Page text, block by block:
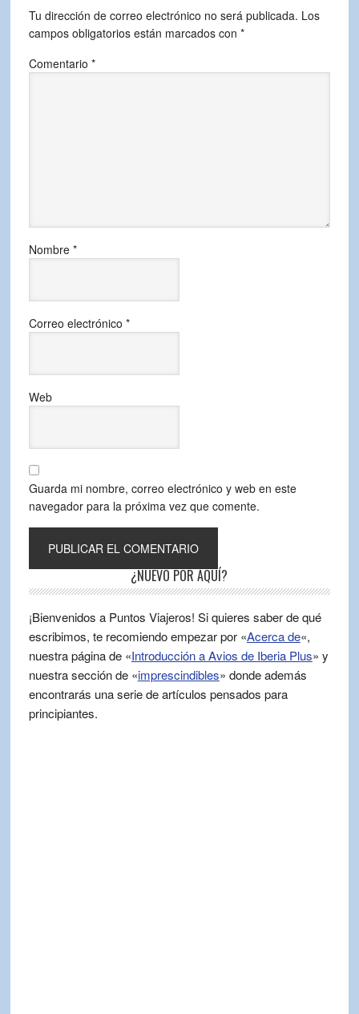
Tu dirección de correo electrónico no será publicada. Los
campos obligatorios están marcados con *
Comentario *
Nombre *
Correo electrónico *
Web
Guarda mi nombre, correo electrónico y web en este
navegador para la próxima vez que comente.
¿NUEVO POR AQUÍ?
¡Bienvenidos a Puntos Viajeros! Si quieres saber de qué
escribimos, te recomiendo empezar por «Acerca de«,
nuestra página de «Introducción a Avios de Iberia Plus» y
nuestra sección de «imprescindibles» donde además
encontrarás una serie de artículos pensados para
principiantes.